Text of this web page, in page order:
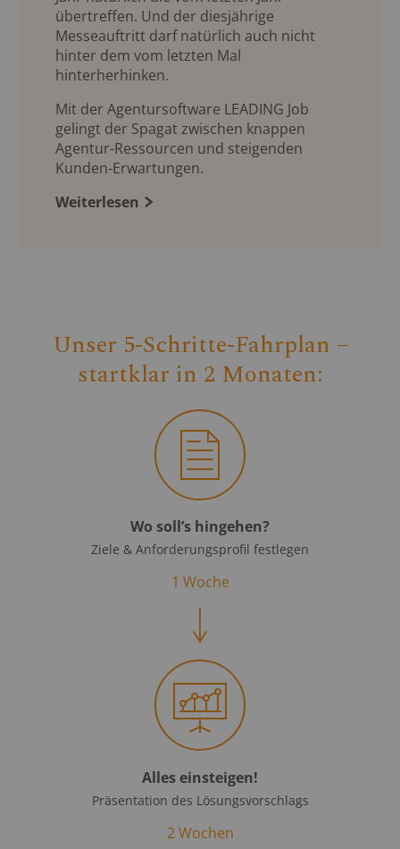
übertreffen. Und der diesjährige
Messeauftritt darf natürlich auch nicht
hinter dem vom letzten Mal
hinterherhinken.
Mit der Agentursoftware LEADING Job
gelingt der Spagat zwischen knappen
Agentur-Ressourcen und steigenden
Kunden-Erwartungen.
Weiterlesen
Unser 5-Schritte-Fahrplan –
startklar in 2 Monaten:
Wo soll’s hingehen?
Ziele & Anforder­ungs­profil festlegen
1 Woche
Alles einsteigen!
Präsentation des Lösungsvorschlags
2 Wochen